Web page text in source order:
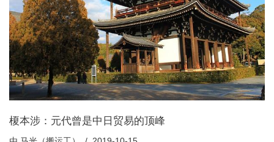
榎本涉：元代曾是中日贸易的顶峰